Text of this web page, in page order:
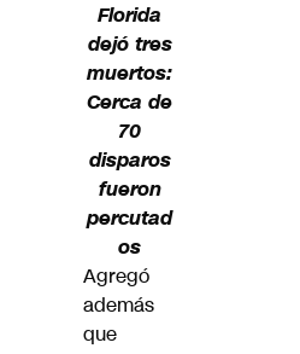
Florida
dejó tres
muertos:
Cerca de
70
disparos
fueron
percutad
os
Agregó
además
que